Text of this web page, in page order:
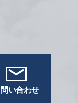
い合わせ